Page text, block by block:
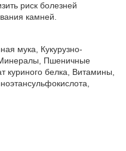
риск болезней
камней.
мука, Кукурузно-
Пшеничные
куриного белка, Витамины,